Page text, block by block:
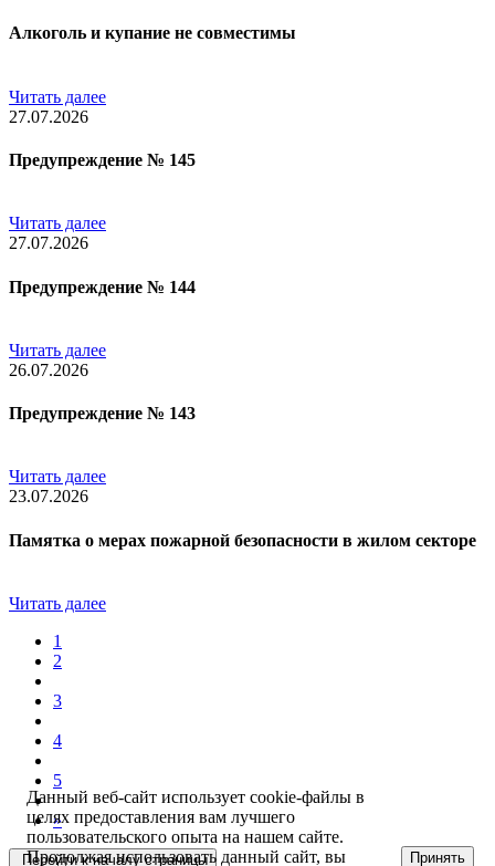
Алкоголь и купание не совместимы
Читать далее
27.07.2026
Предупреждение № 145
Читать далее
27.07.2026
Предупреждение № 144
Читать далее
26.07.2026
Предупреждение № 143
Читать далее
23.07.2026
Памятка о мерах пожарной безопасности в жилом секторе
Читать далее
1
2
3
4
5
»
Перейти к началу страницы
Данный веб-сайт использует cookie-файлы в
целях предоставления вам лучшего
пользовательского опыта на нашем сайте.
Продолжая использовать данный сайт, вы
Принять